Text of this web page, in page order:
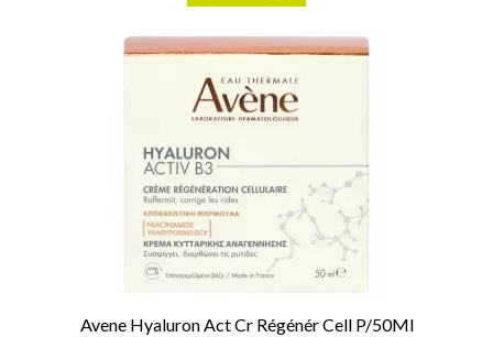
Avene Hyaluron Act Cr Régénér Cell P/50Ml